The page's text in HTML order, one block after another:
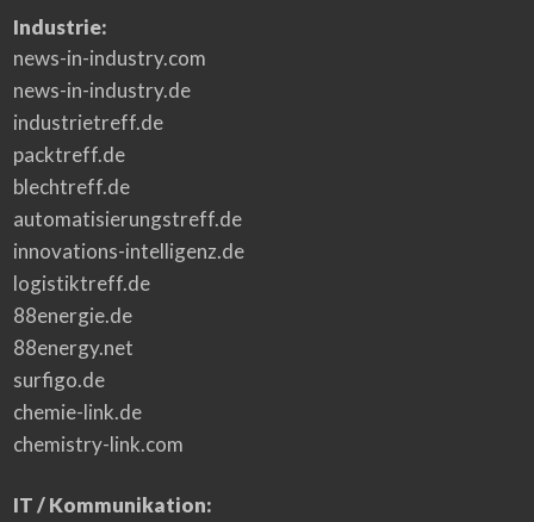
Industrie:
news-in-industry.com
news-in-industry.de
industrietreff.de
packtreff.de
blechtreff.de
automatisierungstreff.de
innovations-intelligenz.de
logistiktreff.de
88energie.de
88energy.net
surfigo.de
chemie-link.de
chemistry-link.com
IT / Kommunikation: